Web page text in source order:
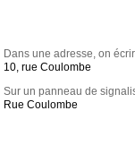
Dans une adresse, on
10, rue Coulombe
Sur un panneau de
Rue Coulombe